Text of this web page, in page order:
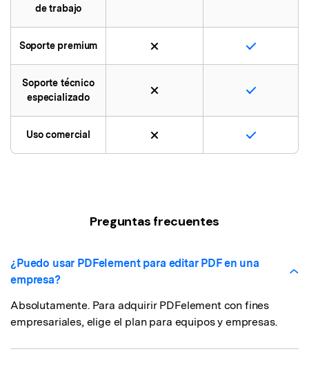
de trabajo
Soporte premium
Soporte técnico
especializado
Uso comercial
Preguntas frecuentes
¿Puedo usar PDFelement para editar PDF en una
empresa?
Absolutamente. Para adquirir PDFelement con fines
empresariales, elige el plan para equipos y empresas.